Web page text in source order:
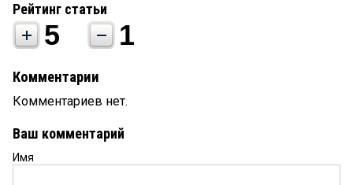
Рейтинг статьи
5 1
Комментарии
Комментариев нет.
Ваш комментарий
Имя